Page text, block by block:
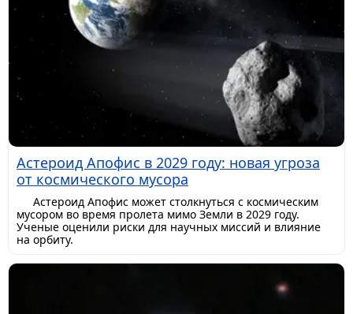
Астероид Апофис в 2029 году: новая угроза
от космического мусора
Астероид Апофис может столкнуться с космическим
мусором во время пролета мимо Земли в 2029 году.
Ученые оценили риски для научных миссий и влияние
на орбиту.